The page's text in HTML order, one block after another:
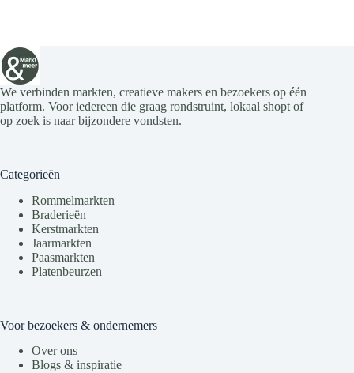
We verbinden markten, creatieve makers en bezoekers op één
platform. Voor iedereen die graag rondstruint, lokaal shopt of
op zoek is naar bijzondere vondsten.
Categorieën
Rommelmarkten
Braderieën
Kerstmarkten
Jaarmarkten
Paasmarkten
Platenbeurzen
Voor bezoekers & ondernemers
Over ons
Blogs & inspiratie